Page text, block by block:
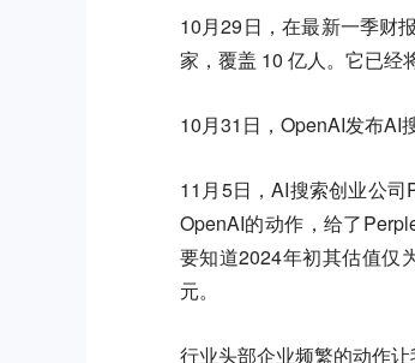
10月29日，在最新一季财
家，覆盖 10 亿人。它已经
10月31日，OpenAI发布AI
11月5日，AI搜索创业公
OpenAI的动作，给了
要知道2024年初其估值仅
元。
行业头部企业频繁的动作